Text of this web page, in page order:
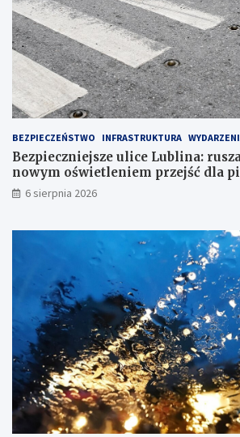
R
1
6
7
BEZPIECZEŃSTWO INFRASTRUKTURA
Bezpieczniejsze ulice Lublina:
nowym oświetleniem przejść dla
6 sierpnia 2026